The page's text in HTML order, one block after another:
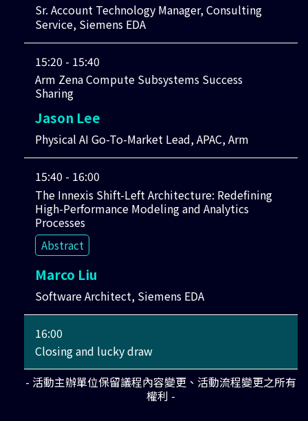
Sr. Account Technology Manager, Consulting
Service, Siemens EDA
15:20 - 15:40
Arm Zena Compute Subsystems Success
Sharing
Jason Lee
Physical AI Go-To-Market Lead, APAC, Arm
15:40 - 16:00
The Innexis Shift-Left Architecture: Redefining
High-Performance Modeling and Analytics
Processes
Abstract
Marco Liu
Software Architect, Siemens EDA
16:00
Closing and lucky draw
- 活動主辦單位保留議程內容變更、活動流程變更之所有
權利 -